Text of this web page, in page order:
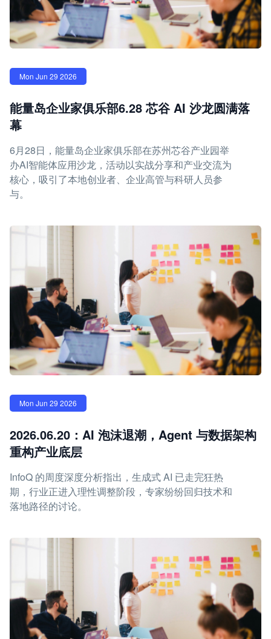
Mon Jun 29 2026
能量岛企业家俱乐部6.28 芯谷 AI 沙龙圆满落
幕
6月28日，能量岛企业家俱乐部在苏州芯谷产业园举
办AI智能体应用沙龙，活动以实战分享和产业交流为
核心，吸引了本地创业者、企业高管与科研人员参
与。
Mon Jun 29 2026
2026.06.20：AI 泡沫退潮，Agent 与数据架构
重构产业底层
InfoQ 的周度深度分析指出，生成式 AI 已走完狂热
期，行业正进入理性调整阶段，专家纷纷回归技术和
落地路径的讨论。